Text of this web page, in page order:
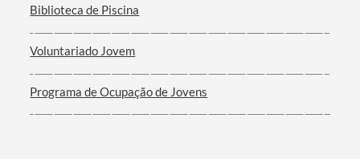
Biblioteca de Piscina
Voluntariado Jovem
Programa de Ocupação de Jovens